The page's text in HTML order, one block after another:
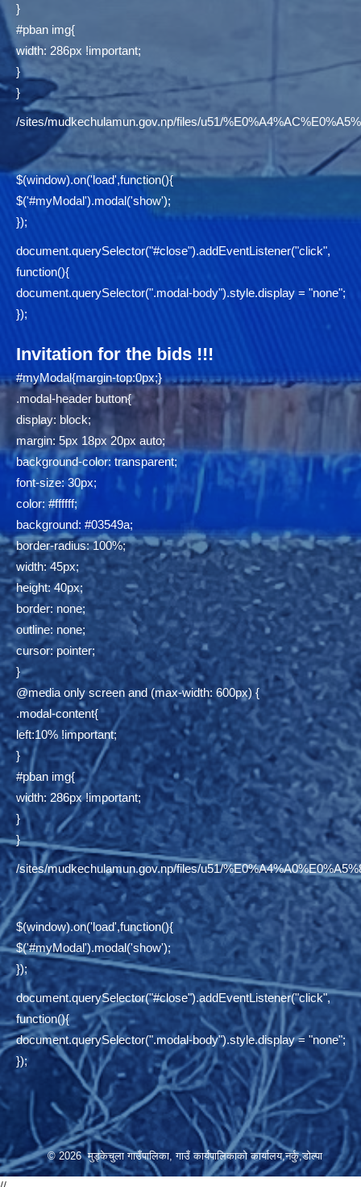
}
#pban img{
width: 286px !important;
}
}
/sites/mudkechulamun.gov.np/files/u51/
$(window).on('load',function(){
$('#myModal').modal('show');
});
document.querySelector("#close").addEventListener("click",
function(){
document.querySelector(".modal-body").style.display = "none";
});
Invitation for the bids !!!
#myModal{margin-top:0px;}
.modal-header button{
display: block;
margin: 5px 18px 20px auto;
background-color: transparent;
font-size: 30px;
color: #ffffff;
background: #03549a;
border-radius: 100%;
width: 45px;
height: 40px;
border: none;
outline: none;
cursor: pointer;
}
@media only screen and (max-width: 600px) {
.modal-content{
left:10% !important;
}
#pban img{
width: 286px !important;
}
}
/sites/mudkechulamun.gov.np/files/u51/
$(window).on('load',function(){
$('#myModal').modal('show');
});
document.querySelector("#close").addEventListener("click",
function(){
document.querySelector(".modal-body").style.display = "none";
});
© 2026 मुड्केचुला गाउँपालिका, गाउँ कार्यपालिकाको कार्यालय,नर्कु,डोल्पा